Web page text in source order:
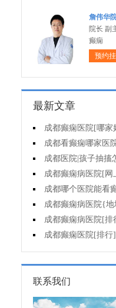
詹伟华
院长 副
癫痫
预约
最新文章
成都癫痫医院[哪家
起来很困难吗?
成都看癫痫哪家医
度公布」为什么有癫
猝死?
成都医院|孩子抽搐
病病人反复发作的原
成都癫痫病医院[网
的治疗要注意什么?
成都哪个医院能看
癫痫遗传风险?
成都癫痫病医院{
中为什么还是犯病?
成都癫痫病医院[排
不好是为什么?
成都癫痫医院[排行
有哪些危害?
联系我们